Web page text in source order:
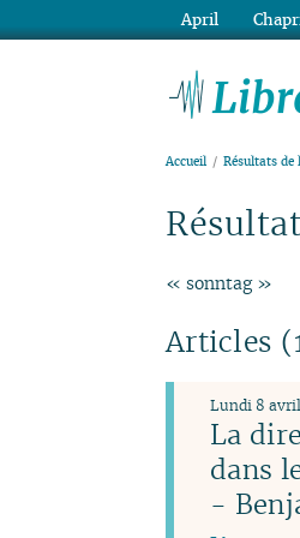
Accueil Résultats de
« sonntag »
Articles
La
dans
-
Lundi 8
April